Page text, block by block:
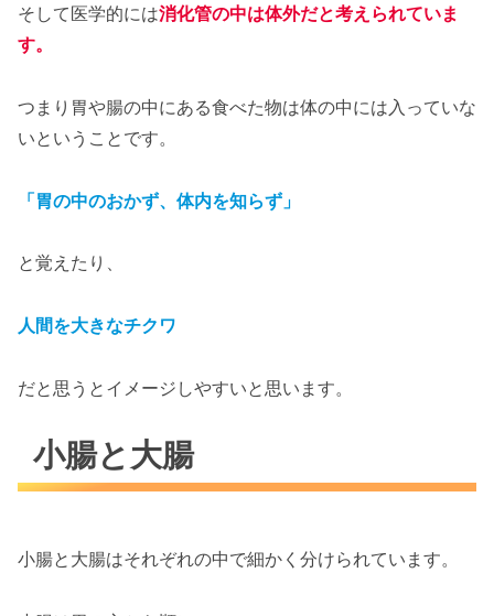
そして医学的には消化管の中は体外だと考えられていま
す。
つまり胃や腸の中にある食べた物は体の中には入っていな
いということです。
「胃の中のおかず、体内を知らず」
と覚えたり、
人間を大きなチクワ
だと思うとイメージしやすいと思います。
小腸と大腸
小腸と大腸はそれぞれの中で細かく分けられています。